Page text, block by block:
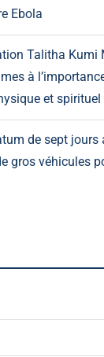
Ebola
Talitha Kumi
à
et spirituel
de sept jours
gros véhicules